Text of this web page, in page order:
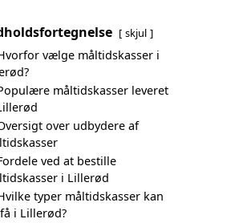
skjul
vælge måltidskasser i
måltidskasser leveret
over udbydere af
ved at bestille
i Lillerød
typer måltidskasser kan
i Lillerød?